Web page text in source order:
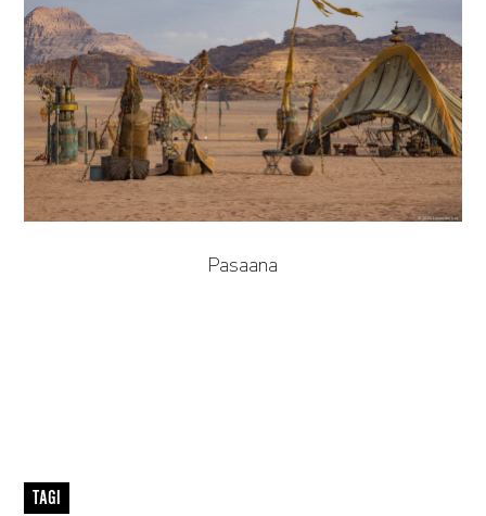
Pasaana
TAGI